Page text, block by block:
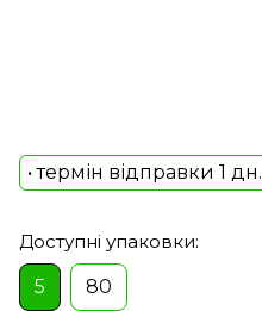
• термін відправки 1 дн.
Доступні упаковки:
5
80